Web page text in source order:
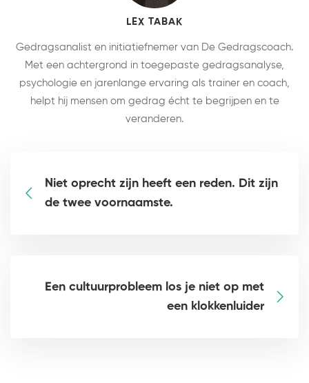
LEX TABAK
Gedragsanalist en initiatiefnemer van De Gedragscoach.
Met een achtergrond in toegepaste gedragsanalyse,
psychologie en jarenlange ervaring als trainer en coach,
helpt hij mensen om gedrag écht te begrijpen en te
veranderen.
Niet oprecht zijn heeft een reden. Dit zijn
de twee voornaamste.
Een cultuurprobleem los je niet op met
een klokkenluider